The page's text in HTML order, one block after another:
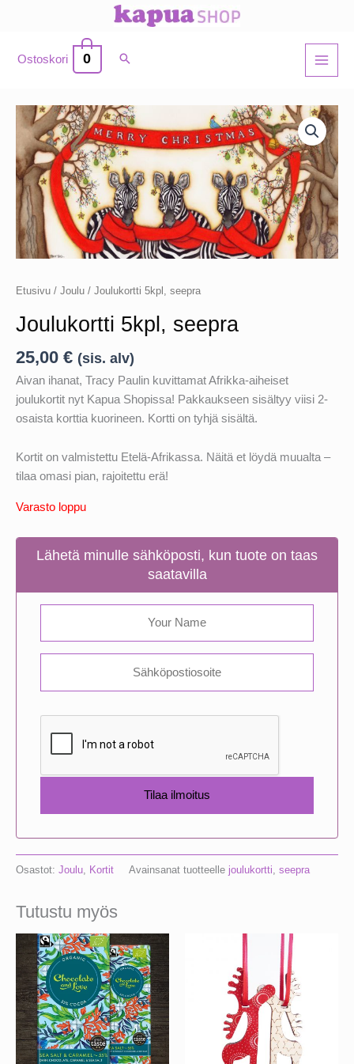
Ostoskori 0
Etusivu / Joulu / Joulukortti 5kpl, seepra
Joulukortti 5kpl, seepra
25,00 € (sis. alv)
Aivan ihanat, Tracy Paulin kuvittamat Afrikka-aiheiset
joulukortit nyt Kapua Shopissa! Pakkaukseen sisältyy viisi 2-
osaista korttia kuorineen. Kortti on tyhjä sisältä.
Kortit on valmistettu Etelä-Afrikassa. Näitä et löydä muualta –
tilaa omasi pian, rajoitettu erä!
Varasto loppu
Lähetä minulle sähköposti, kun tuote on taas
saatavilla
Osastot: Joulu Kortit Avainsanat tuotteelle joulukortti seepra
Tutustu myös